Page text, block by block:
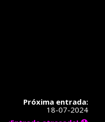
Próxima entrada:
18-07-2024